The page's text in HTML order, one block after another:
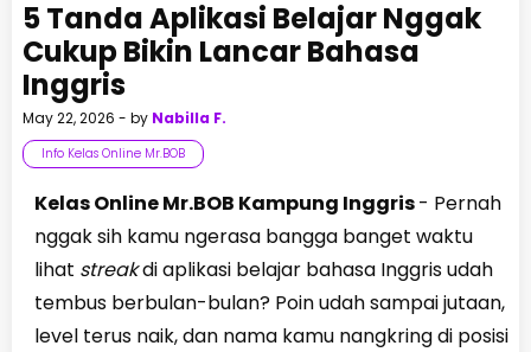
5 Tanda Aplikasi Belajar Nggak
Cukup Bikin Lancar Bahasa
Inggris
May 22, 2026 - by Nabilla F.
Info Kelas Online Mr.BOB
Kelas Online Mr.BOB Kampung Inggris- Pernah
nggak sih kamu ngerasa bangga banget waktu
lihat streakdi aplikasi belajar bahasa Inggris udah
tembus berbulan-bulan? Poin udah sampai jutaan,
level terus naik, dan nama kamu nangkring di posisi